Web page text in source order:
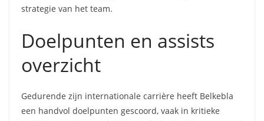
strategie van het team.
Doelpunten en assists
overzicht
Gedurende zijn internationale carrière heeft Belkebla
een handvol doelpunten gescoord, vaak in kritieke